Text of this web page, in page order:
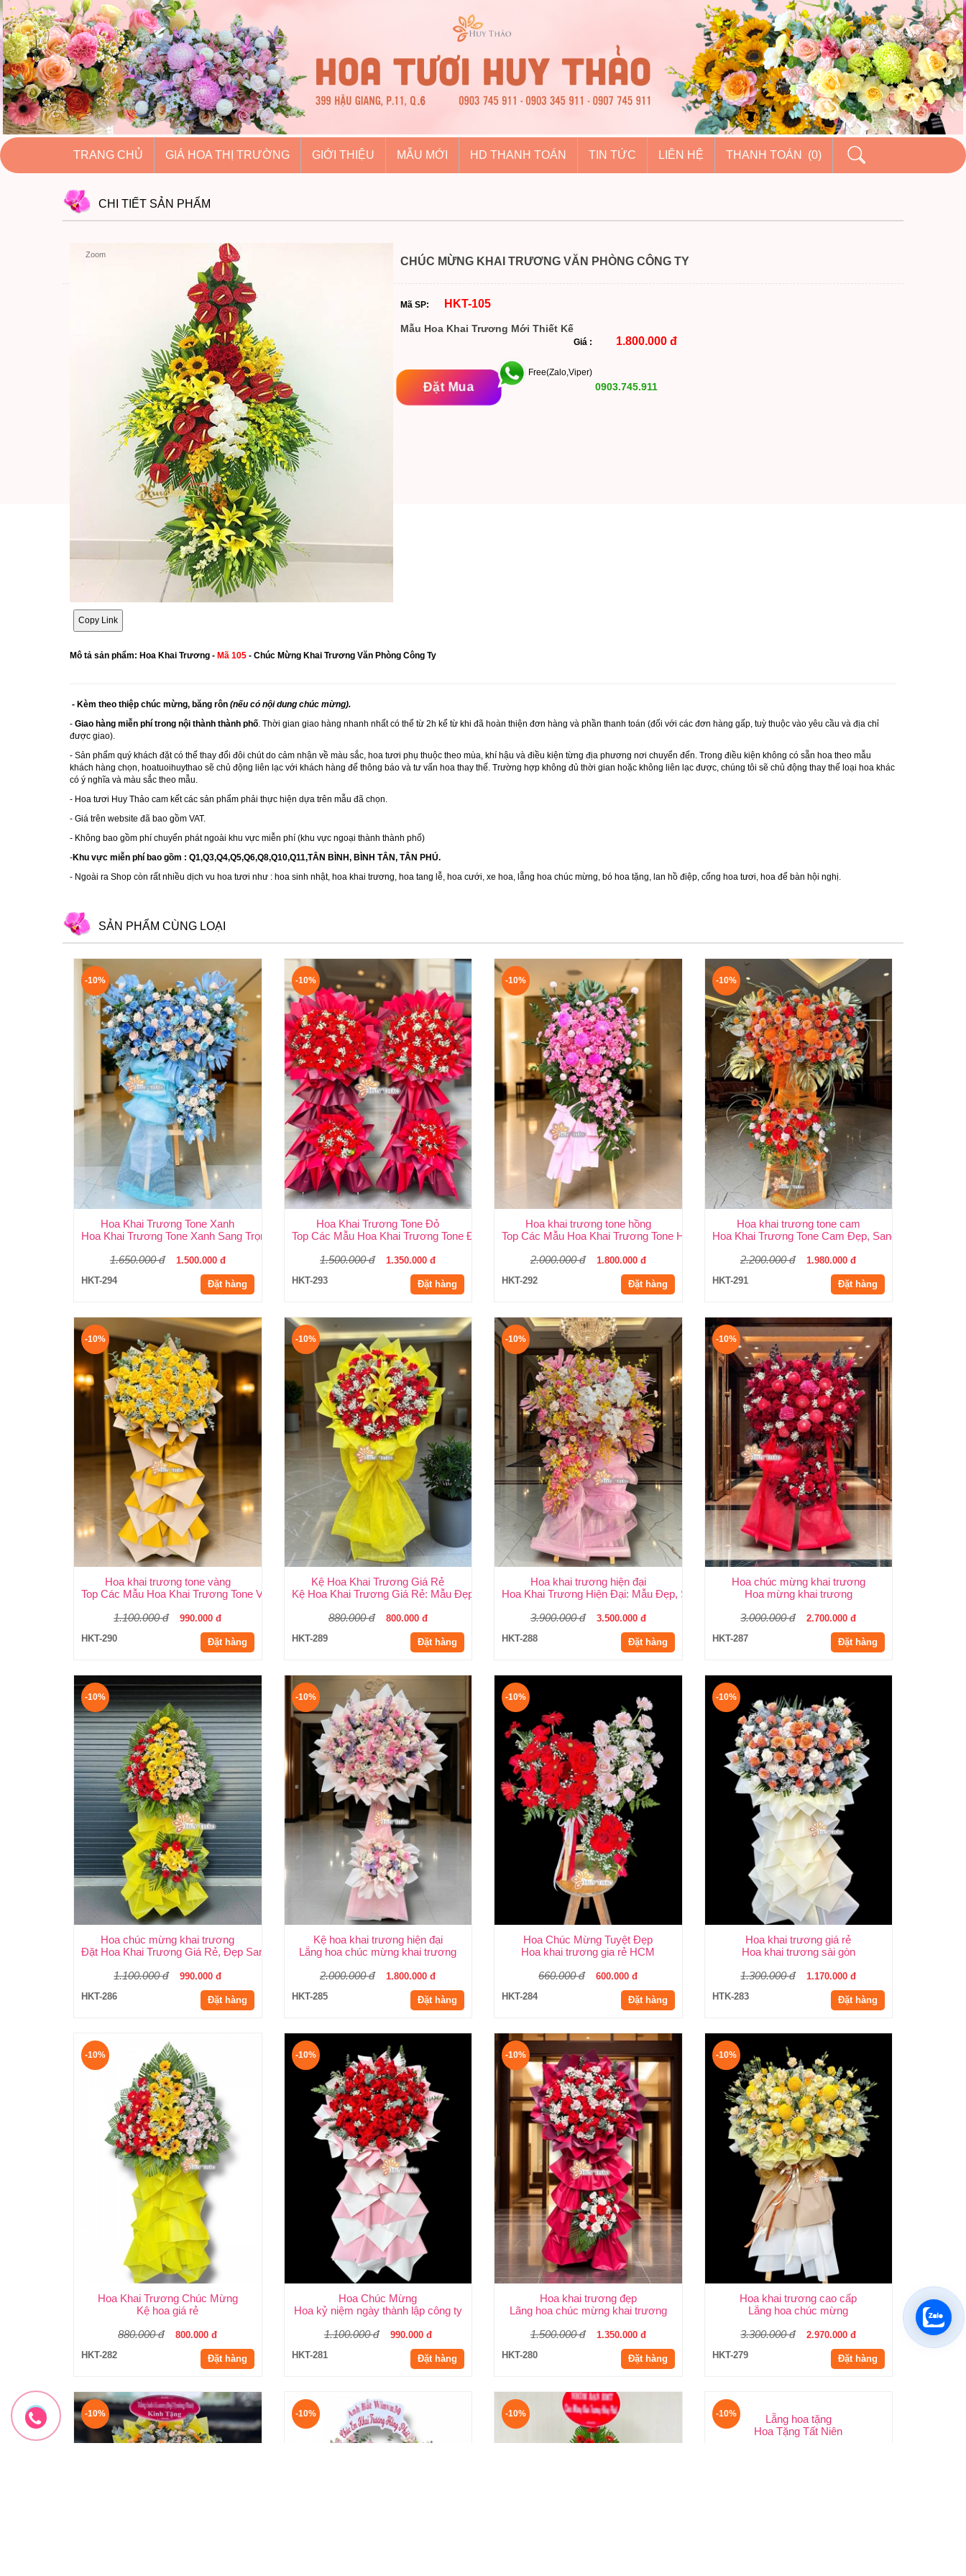
hoatuoihuythao.com
hoatuoihuythao.com
//hoatuoihuythao.com/
TRANG CHỦ GIÁ HOA THỊ TRƯỜNG GIỚI THIỆU MẪU MỚI HD THANH TOÁN TIN TỨC LIÊN HỆ THANH TOÁN (0)
CHI TIẾT SẢN PHẨM
Zoom
Copy Link
CHÚC MỪNG KHAI TRƯƠNG VĂN PHÒNG CÔNG TY
Mã SP: HKT-105
Mẫu Hoa Khai Trương Mới Thiết Kế
Giá : 1.800.000 đ
Đặt Mua
Free(Zalo,Viper)
0903.745.911
Mô tả sản phẩm: Hoa Khai Trương - Mã 105 - Chúc Mừng Khai Trương Văn Phòng Công Ty
- Kèm theo thiệp chúc mừng, băng rôn (nếu có nội dung chúc mừng).
- Giao hàng miễn phí trong nội thành thành phố. Thời gian giao hàng nhanh nhất có thể từ 2h kể từ khi đã hoàn thiện đơn hàng và phần thanh toán (đối với các đơn hàng gấp, tuỳ thuộc vào yêu cầu và địa chỉ
được giao).
- Sản phẩm quý khách đặt có thể thay đổi đôi chút do cảm nhận về màu sắc, hoa tươi phụ thuộc theo mùa, khí hậu và điều kiện từng địa phương nơi chuyển đến. Trong điều kiện không có sẵn hoa theo mẫu
khách hàng chọn, hoatuoihuythao sẽ chủ động liên lạc với khách hàng để thông báo và tư vấn hoa thay thế. Trường hợp không đủ thời gian hoặc không liên lạc được, chúng tôi sẽ chủ động thay thế loại hoa khác
có ý nghĩa và màu sắc theo mẫu.
- Hoa tươi Huy Thảo cam kết các sản phẩm phải thực hiện dựa trên mẫu đã chọn.
- Giá trên website đã bao gồm VAT.
- Không bao gồm phí chuyển phát ngoài khu vực miễn phí (khu vực ngoại thành thành phố)
-Khu vực miễn phí bao gồm : Q1,Q3,Q4,Q5,Q6,Q8,Q10,Q11,TÂN BÌNH, BÌNH TÂN, TÂN PHÚ.
- Ngoài ra Shop còn rất nhiều dịch vu hoa tươi như : hoa sinh nhật, hoa khai trương, hoa tang lễ, hoa cưới, xe hoa, lẵng hoa chúc mừng, bó hoa tặng, lan hồ điệp, cổng hoa tươi, hoa để bàn hội nghị.
SẢN PHẨM CÙNG LOẠI
-10%
Hoa Khai Trương Tone Xanh
Hoa Khai Trương Tone Xanh Sang Trọng, Độc Đáo | Shop Hoa Huy Thảo
1.650.000 đ
1.500.000 đ
HKT-294
Đặt hàng
-10%
Hoa Khai Trương Tone Đỏ
Top Các Mẫu Hoa Khai Trương Tone Đỏ Đẹp, Sang Trọng, Giá Rẻ Tại TP.HCM
1.500.000 đ
1.350.000 đ
HKT-293
Đặt hàng
-10%
Hoa khai trương tone hồng
Top Các Mẫu Hoa Khai Trương Tone Hồng Đẹp, Sang Trọng, Giá Rẻ Tại TP.HCM
2.000.000 đ
1.800.000 đ
HKT-292
Đặt hàng
-10%
Hoa khai trương tone cam
Hoa Khai Trương Tone Cam Đẹp, Sang Trọng, Rực
2.200.000 đ
1.980.000 đ
HKT-291
Đặt hàng
-10%
Hoa khai trương tone vàng
Top Các Mẫu Hoa Khai Trương Tone Vàng Đẹp, Sang Trọng, Giá Rẻ Nhất HCMC
1.100.000 đ
990.000 đ
HKT-290
Đặt hàng
-10%
Kệ Hoa Khai Trương Giá Rẻ
Kệ Hoa Khai Trương Giá Rẻ: Mẫu Đẹp, Sang Trọng & Giao Nhanh TP.HCM | Huy Thảo
880.000 đ
800.000 đ
HKT-289
Đặt hàng
-10%
Hoa khai trương hiện đại
Hoa Khai Trương Hiện Đại: Mẫu Đẹp, Sang Trọng & Giao Nhanh TP.HCM | Huy Thảo
3.900.000 đ
3.500.000 đ
HKT-288
Đặt hàng
-10%
Hoa chúc mừng khai trương
Hoa mừng khai trương
3.000.000 đ
2.700.000 đ
HKT-287
Đặt hàng
-10%
Hoa chúc mừng khai trương
Đặt Hoa Khai Trương Giá Rẻ, Đẹp Sang Trọng – Shop Hoa Khai Trương Huy Thảo
1.100.000 đ
990.000 đ
HKT-286
Đặt hàng
-10%
Kệ hoa khai trương hiện đại
Lẵng hoa chúc mừng khai trương
2.000.000 đ
1.800.000 đ
HKT-285
Đặt hàng
-10%
Hoa Chúc Mừng Tuyệt Đẹp
Hoa khai trương gia rẻ HCM
660.000 đ
600.000 đ
HKT-284
Đặt hàng
-10%
Hoa khai trương giá rẻ
Hoa khai trương sài gòn
1.300.000 đ
1.170.000 đ
HTK-283
Đặt hàng
-10%
Hoa Khai Trương Chúc Mừng
Kệ hoa giá rẻ
880.000 đ
800.000 đ
HKT-282
Đặt hàng
-10%
Hoa Chúc Mừng
Hoa kỷ niệm ngày thành lập công ty
1.100.000 đ
990.000 đ
HKT-281
Đặt hàng
-10%
Hoa khai trương đẹp
Lãng hoa chúc mừng khai trương
1.500.000 đ
1.350.000 đ
HKT-280
Đặt hàng
-10%
Hoa khai trương cao cấp
Lẵng hoa chúc mừng
3.300.000 đ
2.970.000 đ
HKT-279
Đặt hàng
-10% -10% -10% -10%